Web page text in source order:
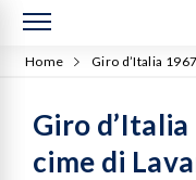
Home Giro d’Italia
Giro
cime di